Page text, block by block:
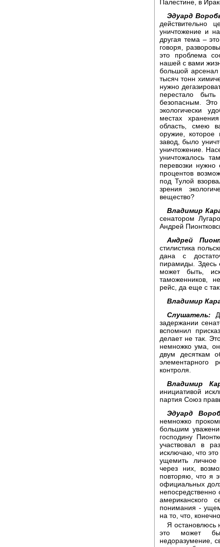
Палестине, в
Эдуард
действительно
уничтожение и
другая тема –
говоря,
это проблема
нашей с вами
большой
тысяч тонн
нужно
перестало
безопасным. Это
экологически
местах
область, смею
оружие, которое
завод, было
уничтожение.
уничтожалось
перевозки нужно
процентов
под Тулой
зрения
вещество?
Владимир
сенатором
Андрей
Андрей
стилистика
дана с
пирамиды. Здесь
может быть,
таможенников,
рейс, да еще с
Владимир
Слушатель:
задержании
вспомнил
делает не так.
немножко ума,
двум десяткам
элементарного
контроля.
Владимир
инициативой
партия Союз
Эдуард
немножко
большим
господину
участвовал в
исключаю, что
ущемить личное
через них,
повторяю, что я
официальных
непосредственно
американского
понимания -
на то, что,
Я остановлюсь
это может
недоразумение,